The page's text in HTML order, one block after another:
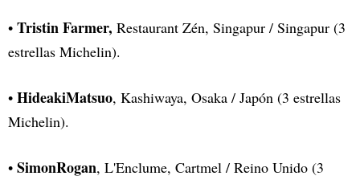
• Tristin Farmer, Restaurant Zén, Singapur / Singapur (3
estrellas Michelin).
• HideakiMatsuo, Kashiwaya, Osaka / Japón (3 estrellas
Michelin).
• SimonRogan, L'Enclume, Cartmel / Reino Unido (3